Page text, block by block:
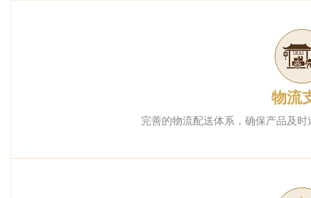
物流
完善的物流配送体系，确保产品及